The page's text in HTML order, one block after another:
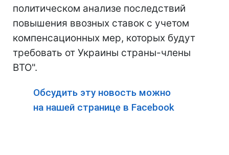
политическом анализе последствий
повышения ввозных ставок с учетом
компенсационных мер, которых будут
требовать от Украины страны-члены
ВТО".
Обсудить эту новость можно
на нашей странице в Facebook